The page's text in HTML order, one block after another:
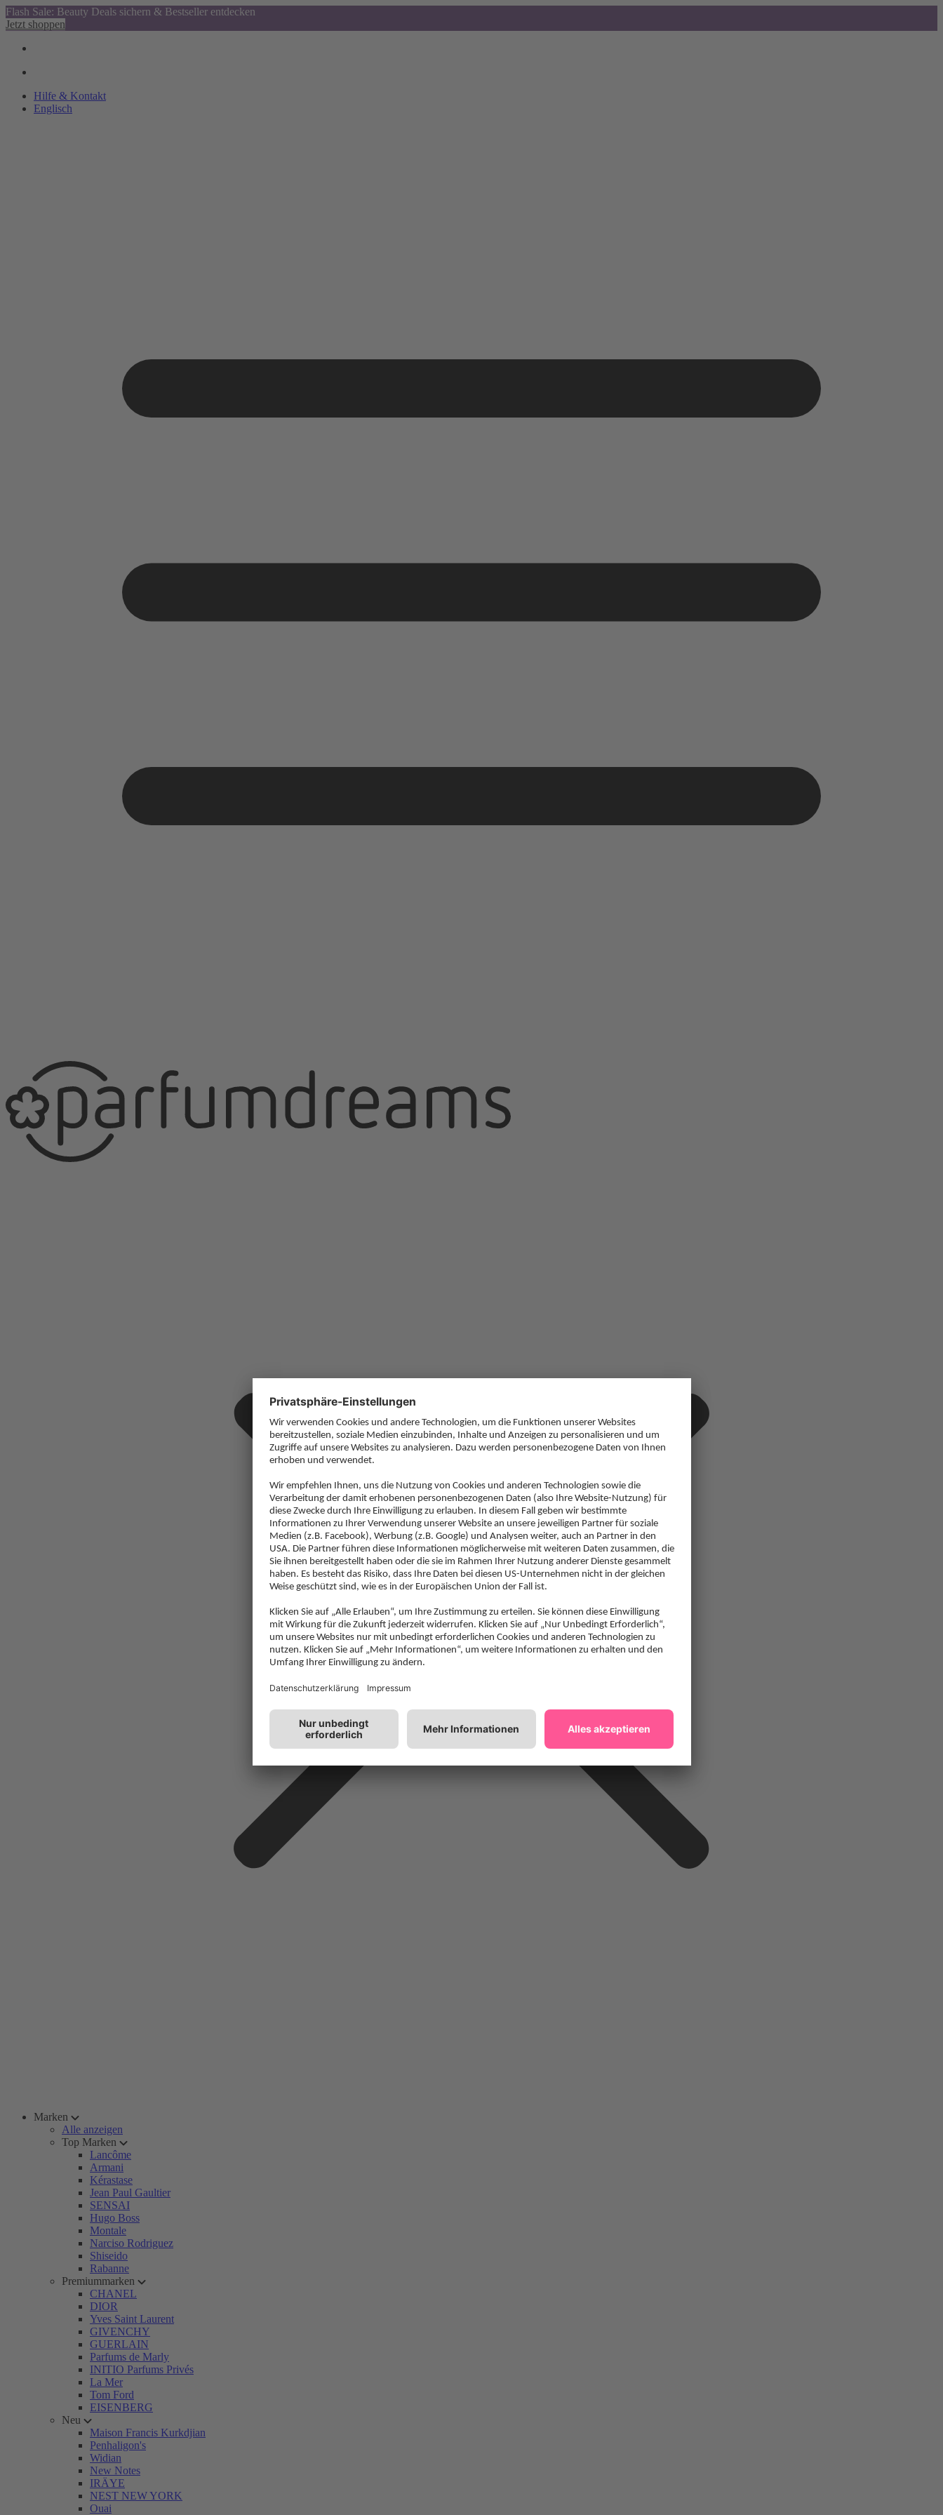
Flash Sale: Beauty Deals sichern & Bestseller entdecken
Jetzt shoppen
Hilfe & Kontakt
Englisch
Marken
Alle anzeigen
Top Marken
Lancôme
Armani
Kérastase
Jean Paul Gaultier
SENSAI
Hugo Boss
Montale
Narciso Rodriguez
Shiseido
Rabanne
Premiummarken
CHANEL
DIOR
Yves Saint Laurent
GIVENCHY
GUERLAIN
Parfums de Marly
INITIO Parfums Privés
La Mer
Tom Ford
EISENBERG
Neu
Maison Francis Kurkdjian
Penhaligon's
Widian
New Notes
IRÄYE
NEST NEW YORK
Ouai